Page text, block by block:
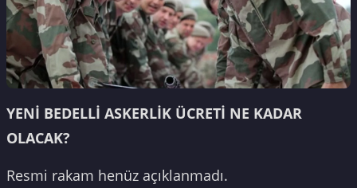
YENİ BEDELLİ ASKERLİK ÜCRETİ NE KADAR
OLACAK?
Resmi rakam henüz açıklanmadı.